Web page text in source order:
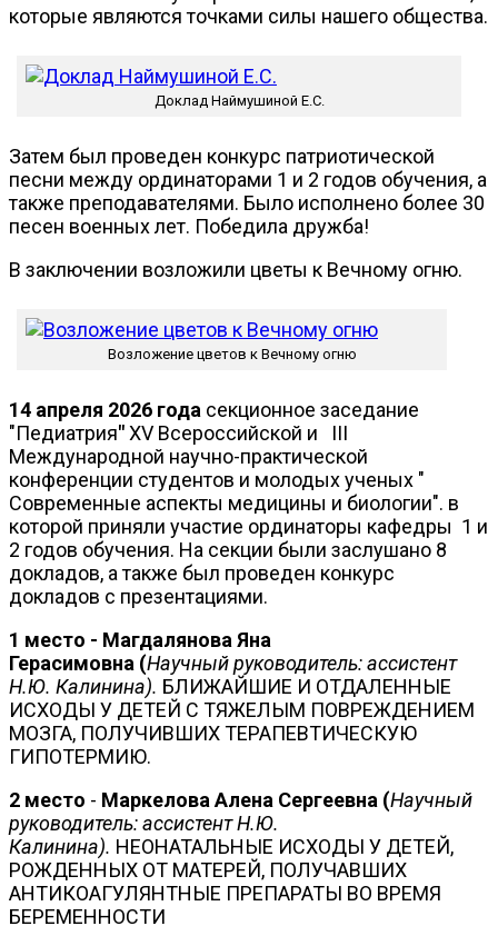
которые являются точками силы нашего общества.
Доклад Наймушиной Е.С.
Затем был проведен конкурс патриотической
песни между ординаторами 1 и 2 годов обучения, а
также преподавателями. Было исполнено более 30
песен военных лет. Победила дружба!
В заключении возложили цветы к Вечному огню.
Возложение цветов к Вечному огню
14 апреля 2026 года секционное заседание
"Педиатрия"XV Всероссийской и III
Международной научно-практической
конференции студентов и молодых ученых "
Современные аспекты медицины и биологии". в
которой приняли участие ординаторы кафедры 1 и
2 годов обучения. На секции были заслушано 8
докладов, а также был проведен конкурс
докладов с презентациями.
1 место - Магдалянова Яна
Герасимовна (Научный руководитель: ассистент
Н.Ю. Калинина). БЛИЖАЙШИЕ И ОТДАЛЕННЫЕ
ИСХОДЫ У ДЕТЕЙ С ТЯЖЕЛЫМ ПОВРЕЖДЕНИЕМ
МОЗГА, ПОЛУЧИВШИХ ТЕРАПЕВТИЧЕСКУЮ
ГИПОТЕРМИЮ.
2 место - Маркелова Алена Сергеевна (Научный
руководитель: ассистент Н.Ю.
Калинина). НЕОНАТАЛЬНЫЕ ИСХОДЫ У ДЕТЕЙ,
РОЖДЕННЫХ ОТ МАТЕРЕЙ, ПОЛУЧАВШИХ
АНТИКОАГУЛЯНТНЫЕ ПРЕПАРАТЫ ВО ВРЕМЯ
БЕРЕМЕННОСТИ